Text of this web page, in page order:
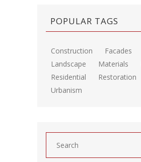
POPULAR TAGS
Construction Facades
Landscape
Materials
Residential
Restoration
Urbanism